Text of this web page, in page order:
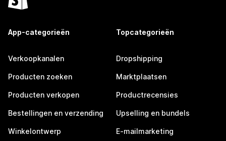
App-categorieën
Verkoopkanalen
Producten zoeken
Producten verkopen
Bestellingen en verzending
Winkelontwerp
Topcategorieën
Dropshipping
Marktplaatsen
Productrecensies
Upselling en bundels
E-mailmarketing